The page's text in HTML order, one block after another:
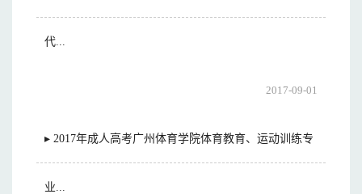
代...
2017-09-01
▸ 2017年成人高考广州体育学院体育教育、运动训练专
业...